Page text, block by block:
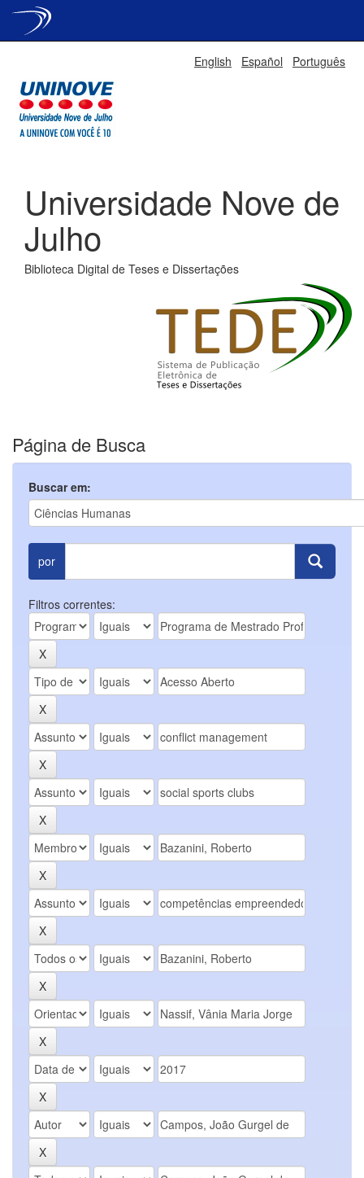
English Español Português
Universidade Nove de
Julho
Biblioteca Digital de Teses e Dissertações
Página de Busca
Buscar em:
por
Filtros correntes: